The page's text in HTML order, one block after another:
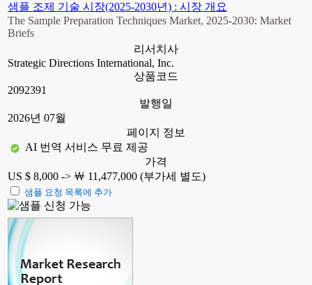
샘플 조제 기술 시장(2025-2030년) : 시장 개요
The Sample Preparation Techniques Market, 2025-2030: Market
Briefs
리서치사
Strategic Directions International, Inc.
상품코드
2092391
발행일
2026년 07월
페이지 정보
AI 번역 서비스 무료 제공
가격
US $ 8,000 -> ￦ 11,477,000 (부가세 별도)
샘플 요청 목록에 추가